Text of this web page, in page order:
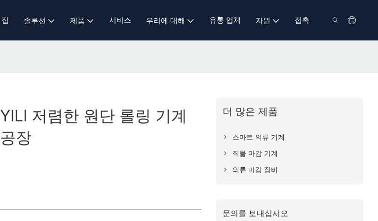
집 솔루션 제품 서비스 우리에 대해 유통 업체 자원 접촉
YILI 저렴한 원단 롤링 기계
공장
더 많은 제품
스마트 의류 기계
직물 마감 기계
의류 마감 장비
문의를 보내십시오